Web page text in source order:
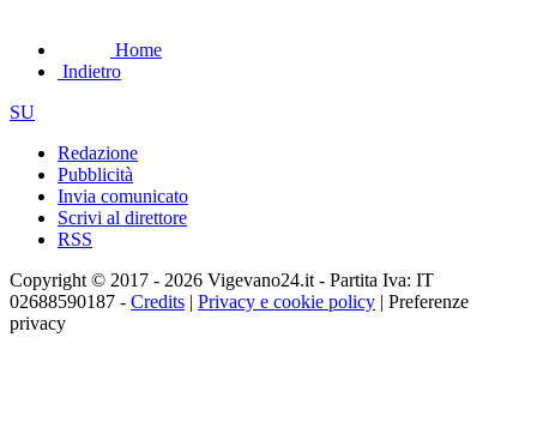
Home
Indietro
SU
Redazione
Pubblicità
Invia comunicato
Scrivi al direttore
RSS
Copyright © 2017 - 2026 Vigevano24.it - Partita Iva: IT
02688590187 - Credits | Privacy e cookie policy | Preferenze
privacy